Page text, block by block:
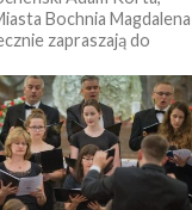
Bochnia Magdalena
zapraszają do
Narodowego Święta
Co w programie?...